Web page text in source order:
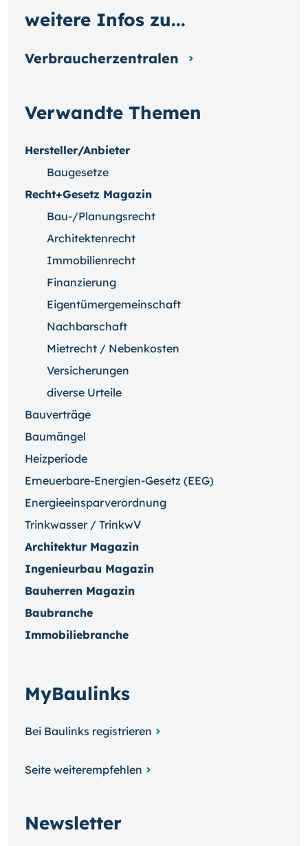
Verwandte Themen
Hersteller/Anbieter
Baugesetze
Recht+Gesetz Magazin
Bau-/Planungsrecht
Architektenrecht
Immobilienrecht
Finanzierung
Eigentümergemeinschaft
Nachbarschaft
Mietrecht / Nebenkosten
Versicherungen
diverse Urteile
Bauverträge
Baumängel
Heizperiode
Erneuerbare-Energien-Gesetz (EEG)
Energieeinsparverordnung
Trinkwasser / TrinkwV
Architektur Magazin
Ingenieurbau Magazin
Bauherren Magazin
Baubranche
Immobiliebranche
MyBaulinks
Bei Baulinks registrieren
Seite weiterempfehlen
Newsletter
weitere Infos zu...
Verbraucherzentralen